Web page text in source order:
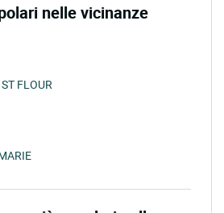
nelle vicinanze
FLOUR